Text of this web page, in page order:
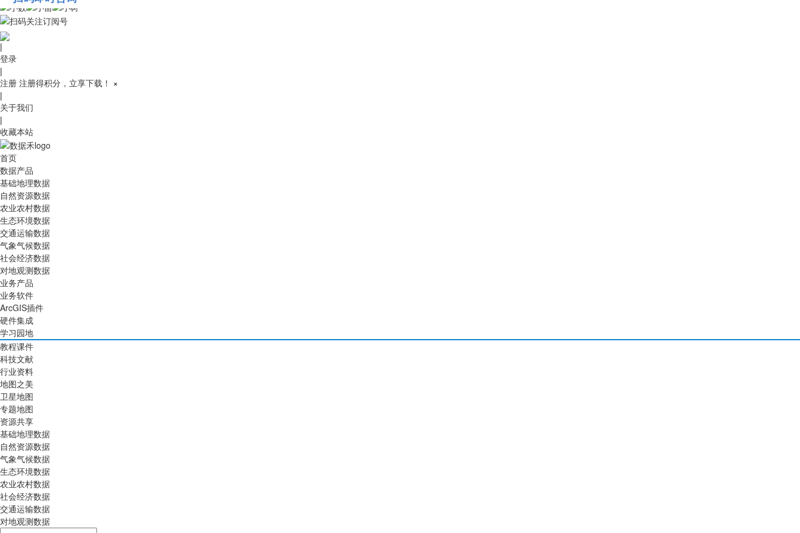
010-53689091
|
登录
|
注册 注册得积分，立享下载！ ×
|
关于我们
|
收藏本站
首页
数据产品
基础地理数据
自然资源数据
农业农村数据
生态环境数据
交通运输数据
气象气候数据
社会经济数据
对地观测数据
业务产品
业务软件
ArcGIS插件
硬件集成
学习园地
教程课件
科技文献
行业资料
地图之美
卫星地图
专题地图
资源共享
基础地理数据
自然资源数据
气象气候数据
生态环境数据
农业农村数据
社会经济数据
交通运输数据
对地观测数据